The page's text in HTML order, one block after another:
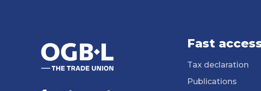
Fast
Tax declaration
Publications